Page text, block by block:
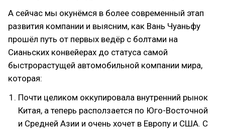
А сейчас мы окунёмся в более современный этап
развития компании и выясним, как Вань Чуаньфу
прошёл путь от первых ведёр с болтами на
Сианьских конвейерах до статуса самой
быстрорастущей автомобильной компании мира,
которая:
Почти целиком оккупировала внутренний рынок
Китая, а теперь расползается по Юго-Восточной
и Средней Азии и очень хочет в Европу и США. С